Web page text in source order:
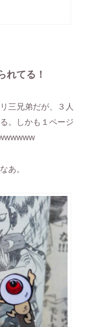
れてる！
三兄弟だが、３人
。しかも１ページ
あ。